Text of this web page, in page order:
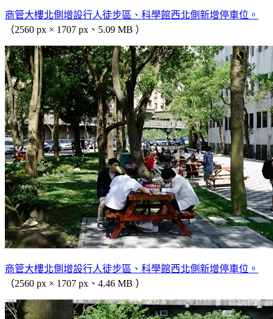
商管大樓北側增設行人徒步區、科學館西北側新增停車位。
（2560 px × 1707 px、5.09 MB ）
商管大樓北側增設行人徒步區、科學館西北側新增停車位。
（2560 px × 1707 px、4.46 MB ）